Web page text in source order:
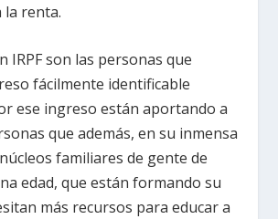
la renta.
IRPF son las personas que
fácilmente identificable
ese ingreso están aportando a
que además, en su inmensa
familiares de gente de
edad, que están formando su
más recursos para educar a